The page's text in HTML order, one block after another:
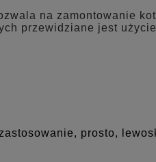
na zamontowanie
przewidziane jest
prosto,